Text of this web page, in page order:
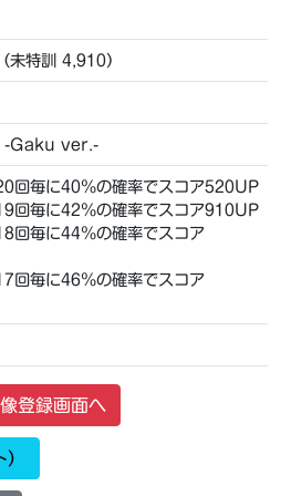
特訓 4,910）
Gaku ver.-
回毎に40％の確率でスコア520UP
回毎に42％の確率でスコア910UP
回毎に44％の確率でスコア
回毎に46％の確率でスコア
登録画面へ